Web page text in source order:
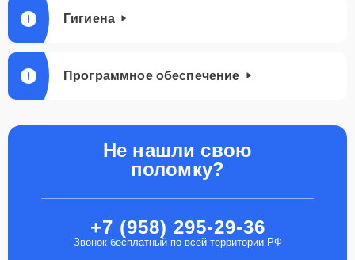
Гигиена
Программное обеспечение
Не нашли свою
поломку?
+7 (958) 295-29-36
Звонок бесплатный по всей территории РФ